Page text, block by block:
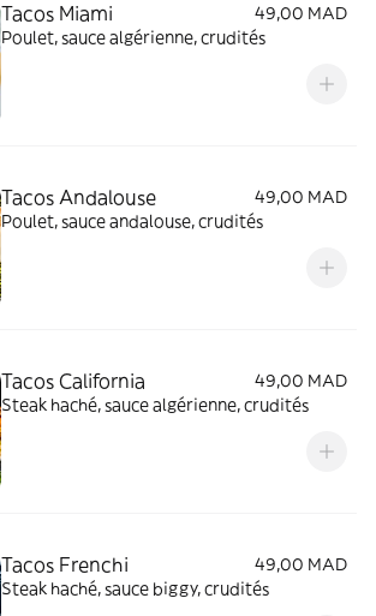
Tacos Miami
49,00 MAD
Poulet, sauce algérienne, crudités
Tacos Andalouse
49,00 MAD
Poulet, sauce andalouse, crudités
Tacos California
49,00 MAD
Steak haché, sauce algérienne, crudités
Tacos Frenchi
49,00 MAD
Steak haché, sauce biggy, crudités